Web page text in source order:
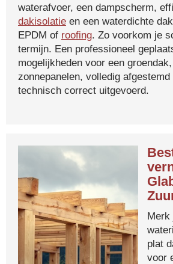
waterafvoer, een dampscherm,
dakisolatie en een waterdichte
EPDM of roofing. Zo voorkom je
termijn. Een professioneel
mogelijkheden voor een
zonnepanelen, volledig
technisch correct uitgevoerd.
Merk
plat
voor